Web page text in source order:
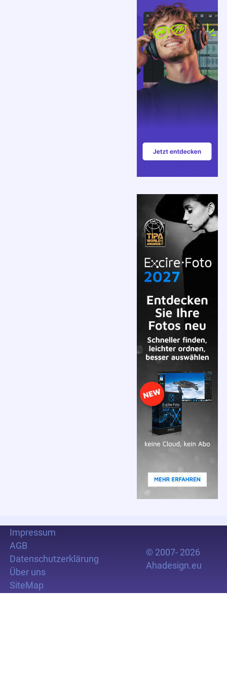
Impressum
AGB
Datenschutzerklärung
Über uns
SiteMap
© 2007- 2026
Ahadesign.eu